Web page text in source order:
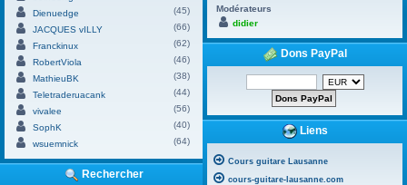
Dienuedge
(45)
JACQUES vILLY
(66)
Franckinux
(62)
RobertViola
(46)
MathieuBK
(38)
Teletraderuacank
(44)
vivalee
(56)
SophK
(40)
wsuemnick
(64)
Rechercher
Modérateurs
didier
Dons PayPal
Liens
Cours guitare Lausanne
cours-guitare-lausanne.com